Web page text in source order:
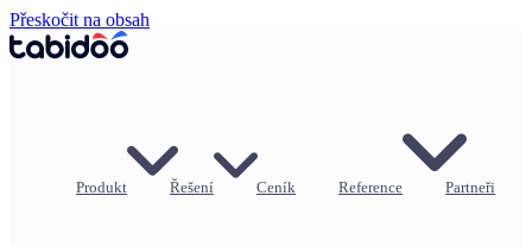
Přeskočit na obsah
Produkt Řešení Ceník Reference Partneři